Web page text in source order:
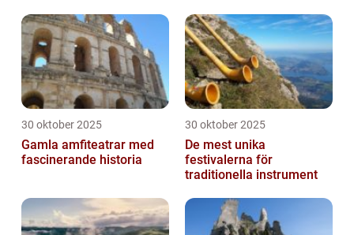
30 oktober 2025
Gamla amfiteatrar med
fascinerande historia
30 oktober 2025
De mest unika
festivalerna för
traditionella instrument